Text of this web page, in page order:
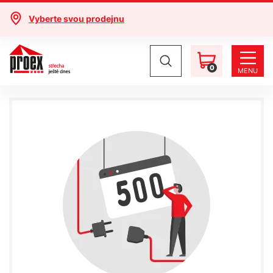
Vyberte svou prodejnu
0 MENU